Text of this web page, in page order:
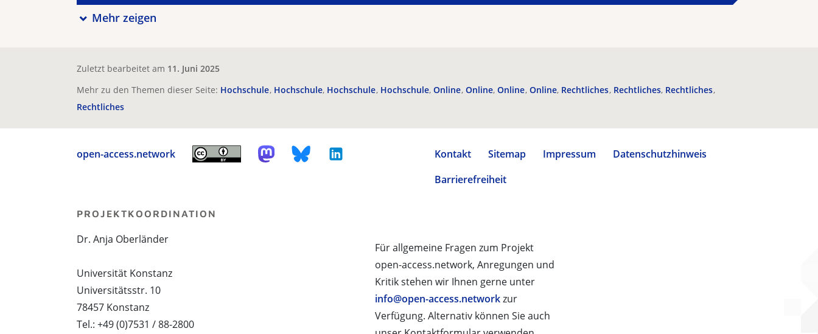
Mehr zeigen
Zuletzt bearbeitet am 11. Juni 2025
Mehr zu den Themen dieser Seite: Hochschule Hochschule Hochschule Hochschule Online Online Online Online Rechtliches Rechtliches Rechtliches
Rechtliches
open-access.network Kontakt Sitemap Impressum
Datenschutzhinweis
Barrierefreiheit
Für allgemeine Fragen zum Projekt
open-access.network, Anregungen und
Kritik stehen wir Ihnen gerne unter
info@open-access.networkzur
Verfügung. Alternativ können Sie auch
PROJEKTKOORDINATION
Dr. Anja Oberländer
Universität Konstanz
Universitätsstr. 10
78457 Konstanz
Tel.: +49 (0)7531 / 88-2800